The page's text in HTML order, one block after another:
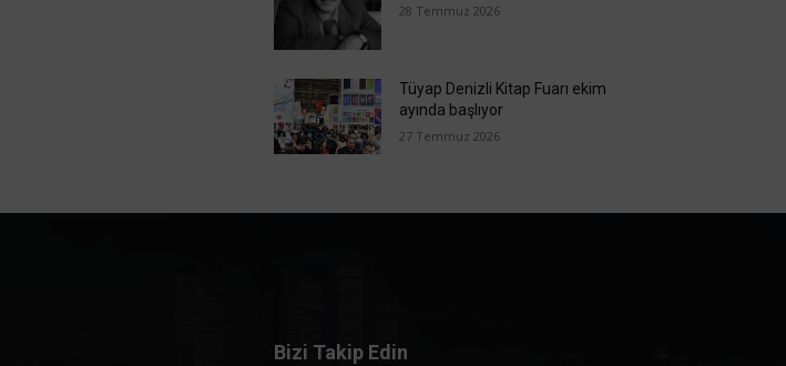
28 Temmuz 2026
Tüyap Denizli Kitap Fuarı ekim
ayında başlıyor
27 Temmuz 2026
Bizi Takip Edin